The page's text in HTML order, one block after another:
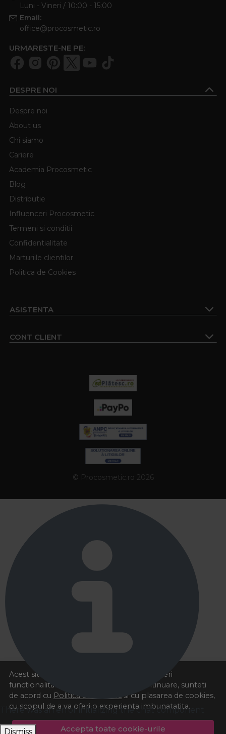
Acest site foloseste cookies pentru a va oferi
functionalitatea dorita. Navigand in continuare, sunteti
de acord cu Politica de cookies si cu plasarea de cookies,
cu scopul de a va oferi o experienta imbunatatita.
Accepta toate cookie-urile
Luni - Vineri / 10:00 - 15:00
Email:
office@procosmetic.ro
URMARESTE-NE PE:
DESPRE NOI
Despre noi
About us
Chi siamo
Cariere
Academia Procosmetic
Blog
Distributie
Influenceri Procosmetic
Termeni si conditii
Confidentialitate
Marturiile clientilor
Politica de Cookies
ASISTENTA
CONT CLIENT
© Procosmetic.ro 2026
There was an error initializing the chat component
Dismiss